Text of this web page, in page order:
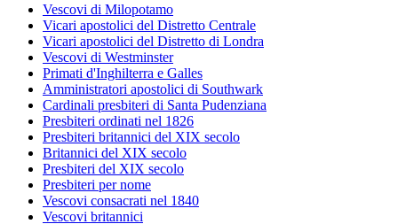
Vescovi di Milopotamo
Vicari apostolici del Distretto Centrale
Vicari apostolici del Distretto di Londra
Vescovi di Westminster
Primati d'Inghilterra e Galles
Amministratori apostolici di Southwark
Cardinali presbiteri di Santa Pudenziana
Presbiteri ordinati nel 1826
Presbiteri britannici del XIX secolo
Britannici del XIX secolo
Presbiteri del XIX secolo
Presbiteri per nome
Vescovi consacrati nel 1840
Vescovi britannici